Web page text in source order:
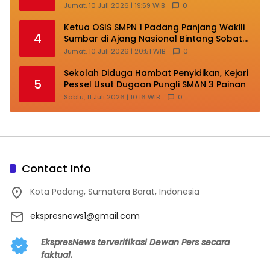
Lakukan Transformasi
Jumat, 10 Juli 2026 | 19:59 WIB 0
4
Ketua OSIS SMPN 1 Padang Panjang Wakili
Sumbar di Ajang Nasional Bintang Sobat
SMP
Jumat, 10 Juli 2026 | 20:51 WIB 0
5
Sekolah Diduga Hambat Penyidikan, Kejari
Pessel Usut Dugaan Pungli SMAN 3 Painan
Sabtu, 11 Juli 2026 | 10:16 WIB 0
Contact Info
Kota Padang, Sumatera Barat, Indonesia
ekspresnews1@gmail.com
EkspresNews terverifikasi Dewan Pers secara
faktual.